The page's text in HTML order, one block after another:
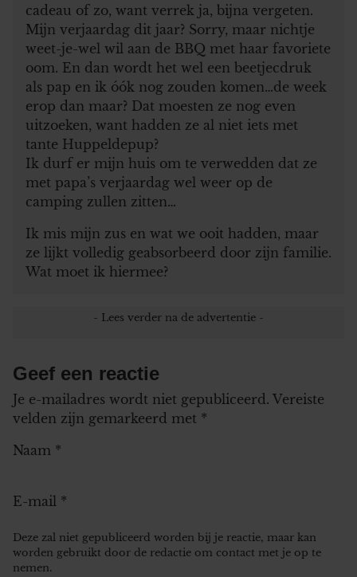
cadeau of zo, want verrek ja, bijna vergeten.
Mijn verjaardag dit jaar? Sorry, maar nichtje
weet-je-wel wil aan de BBQ met haar favoriete
oom. En dan wordt het wel een beetjecdruk
als pap en ik óók nog zouden komen…de week
erop dan maar? Dat moesten ze nog even
uitzoeken, want hadden ze al niet iets met
tante Huppeldepup?
Ik durf er mijn huis om te verwedden dat ze
met papa’s verjaardag wel weer op de
camping zullen zitten…
Ik mis mijn zus en wat we ooit hadden, maar
ze lijkt volledig geabsorbeerd door zijn familie.
Wat moet ik hiermee?
Geef een reactie
Je e-mailadres wordt niet gepubliceerd. Vereiste
velden zijn gemarkeerd met *
Naam *
E-mail *
Deze zal niet gepubliceerd worden bij je reactie, maar kan
worden gebruikt door de redactie om contact met je op te
nemen.